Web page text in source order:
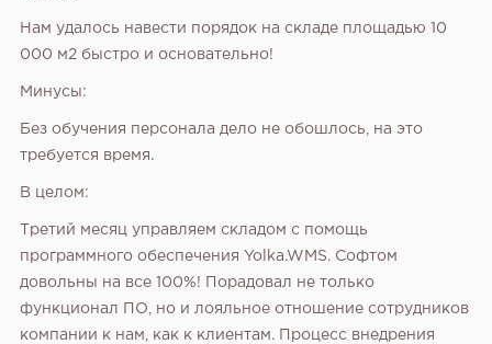
Нам удалось навести порядок на складе площадью 10
000 м2 быстро и основательно!
Минусы:
Без обучения персонала дело не обошлось, на это
требуется время.
В целом:
Третий месяц управляем складом с помощь
программного обеспечения Yolka.WMS. Софтом
довольны на все 100%! Порадовал не только
функционал ПО, но и лояльное отношение сотрудников
компании к нам, как к клиентам. Процесс внедрения